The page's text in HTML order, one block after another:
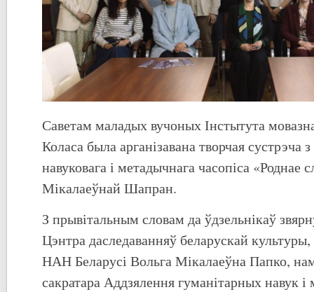
Саветам маладых вучоных Інстытута
Коласа была арганізавана творчая сустрэча
навуковага і метадычнага часопіса «Роднае
Мікалаеўнай Шапран.
З прывітальным словам да ўдзельнікаў
Цэнтра даследаванняў беларускай
НАН Беларусі Вольга Мікалаеўна Папко,
сакратара Аддзялення гуманітарных навук і